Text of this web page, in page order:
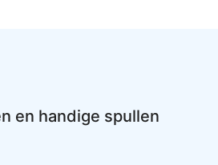
en handige spullen